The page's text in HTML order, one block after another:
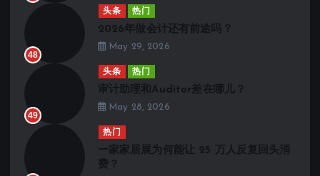
48
头条 热门
2026年做会计还有前途吗？
May 29, 2026
49
头条 热门
审计助理和Auditor差在哪儿？
May 28, 2026
热门
一家家居展为何能让 25 万人反复回头消
费？